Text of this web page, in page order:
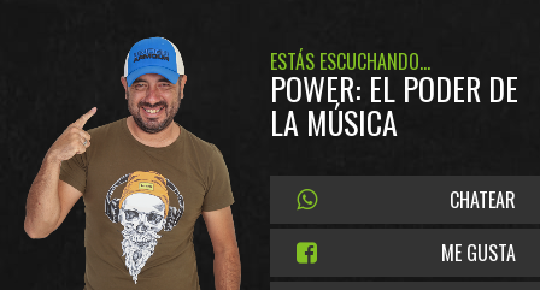
ESTÁS ESCUCHANDO...
POWER: EL PODER DE
LA MÚSICA
CHATEAR
ME GUSTA